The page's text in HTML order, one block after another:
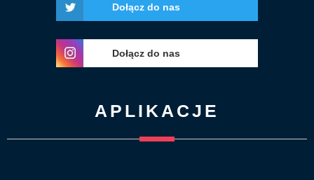
Dołącz do nas
Dołącz do nas
APLIKACJE